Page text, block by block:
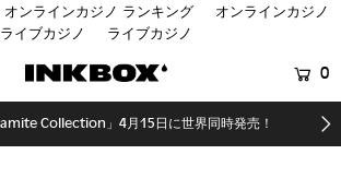
オンラインカジノ ランキング
オンラインカジノ
ライブカジノ
ライブカジノ
0
Collection」4月15日に世界同時発売！